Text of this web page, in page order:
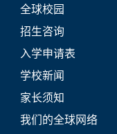
全球校园
招生咨询
入学申请表
学校新闻
家长须知
我们的全球网络